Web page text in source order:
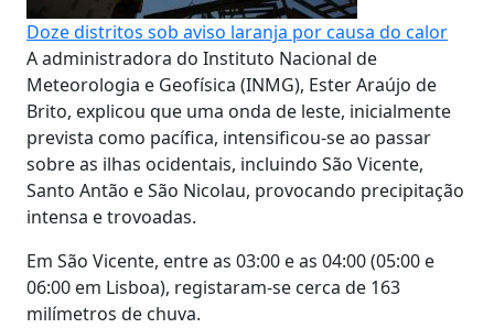
Doze distritos sob aviso laranja por causa do calor
A administradora do Instituto Nacional de
Meteorologia e Geofísica (INMG), Ester Araújo de
Brito, explicou que uma onda de leste, inicialmente
prevista como pacífica, intensificou-se ao passar
sobre as ilhas ocidentais, incluindo São Vicente,
Santo Antão e São Nicolau, provocando precipitação
intensa e trovoadas.
Em São Vicente, entre as 03:00 e as 04:00 (05:00 e
06:00 em Lisboa), registaram-se cerca de 163
milímetros de chuva.